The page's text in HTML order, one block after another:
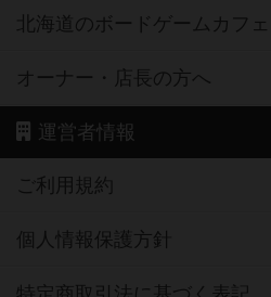
北海道のボードゲームカフェ
オーナー・店長の方へ
運営者情報
ご利用規約
個人情報保護方針